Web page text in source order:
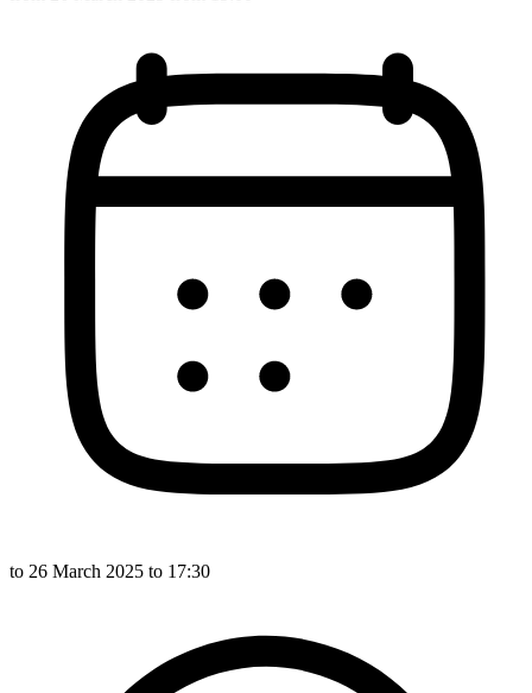
to 26 March 2025 to 17:30